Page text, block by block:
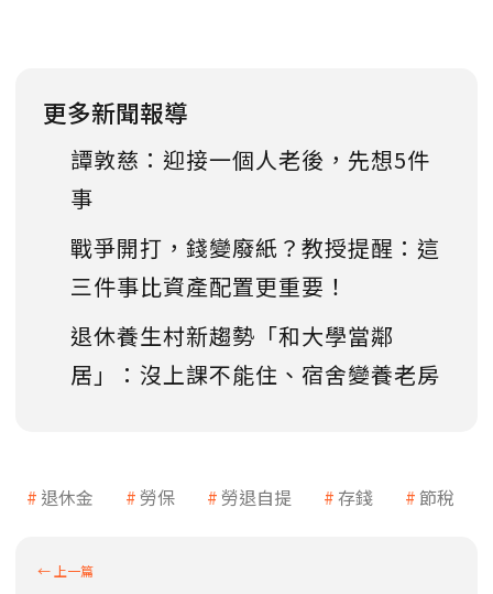
更多新聞報導
譚敦慈：迎接一個人老後，先想5件
事
戰爭開打，錢變廢紙？教授提醒：這
三件事比資產配置更重要！
退休養生村新趨勢「和大學當鄰
居」：沒上課不能住、宿舍變養老房
退休金 勞保 勞退自提 存錢 節稅